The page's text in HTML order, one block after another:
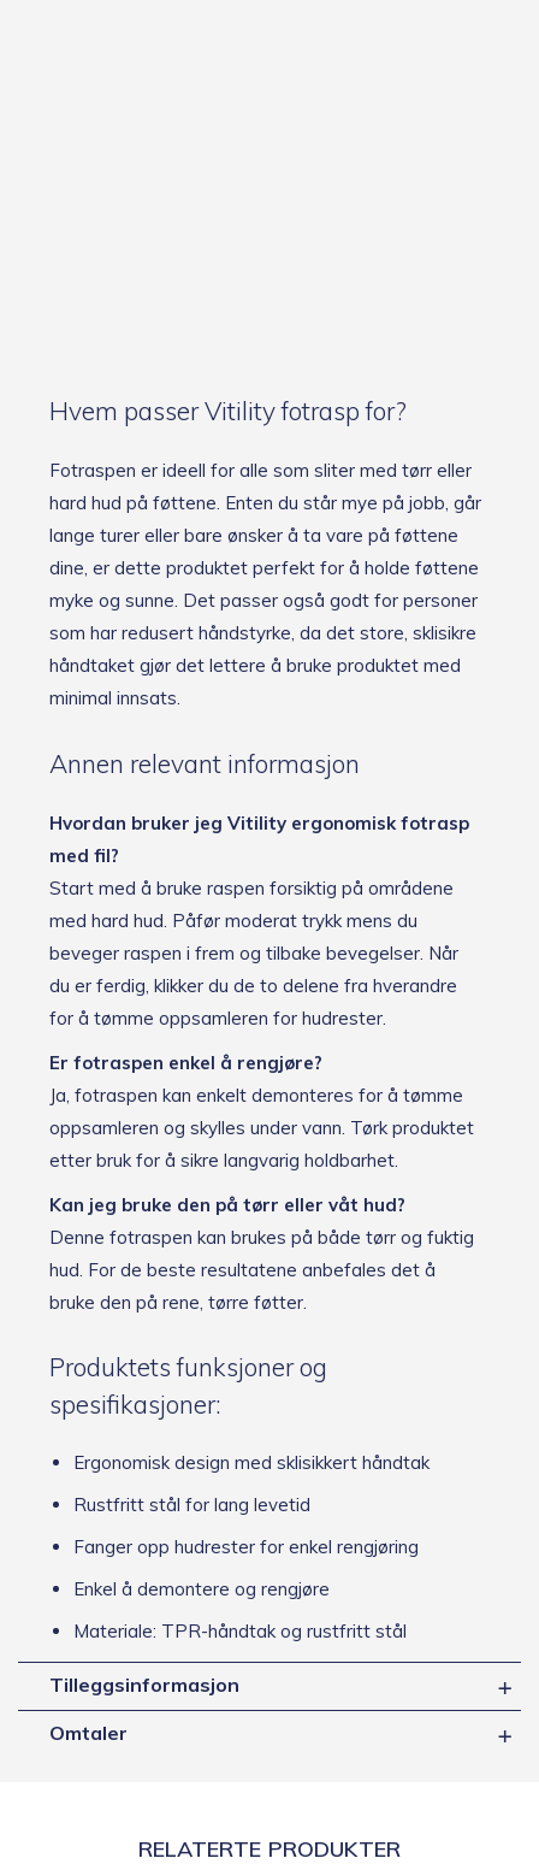
Hvem passer Vitility fotrasp for?
Fotraspen er ideell for alle som sliter med tørr eller
hard hud på føttene. Enten du står mye på jobb, går
lange turer eller bare ønsker å ta vare på føttene
dine, er dette produktet perfekt for å holde føttene
myke og sunne. Det passer også godt for personer
som har redusert håndstyrke, da det store, sklisikre
håndtaket gjør det lettere å bruke produktet med
minimal innsats.
Annen relevant informasjon
Hvordan bruker jeg Vitility ergonomisk fotrasp
med fil?
Start med å bruke raspen forsiktig på områdene
med hard hud. Påfør moderat trykk mens du
beveger raspen i frem og tilbake bevegelser. Når
du er ferdig, klikker du de to delene fra hverandre
for å tømme oppsamleren for hudrester.
Er fotraspen enkel å rengjøre?
Ja, fotraspen kan enkelt demonteres for å tømme
oppsamleren og skylles under vann. Tørk produktet
etter bruk for å sikre langvarig holdbarhet.
Kan jeg bruke den på tørr eller våt hud?
Denne fotraspen kan brukes på både tørr og fuktig
hud. For de beste resultatene anbefales det å
bruke den på rene, tørre føtter.
Produktets funksjoner og
spesifikasjoner:
Ergonomisk design med sklisikkert håndtak
Rustfritt stål for lang levetid
Fanger opp hudrester for enkel rengjøring
Enkel å demontere og rengjøre
Materiale: TPR-håndtak og rustfritt stål
Tilleggsinformasjon
Omtaler
RELATERTE PRODUKTER